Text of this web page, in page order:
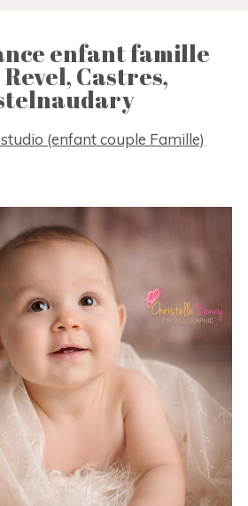
enfant famille
Castres,
(enfant couple Famille)